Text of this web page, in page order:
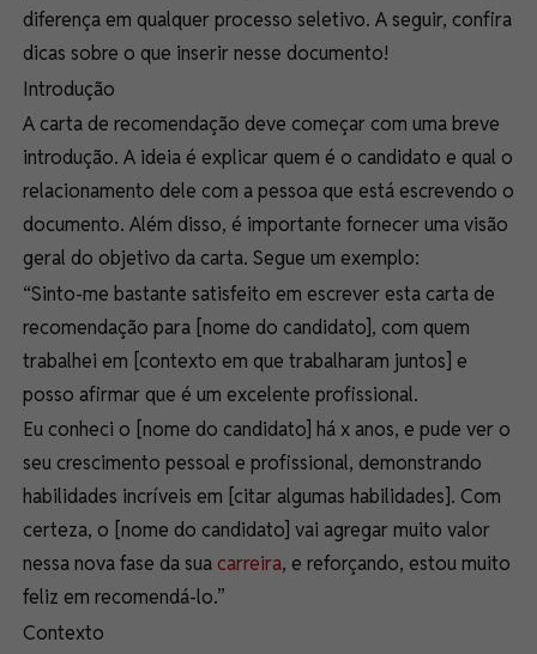
diferença em qualquerprocesso seletivo. A seguir, confira
dicas sobre o que inserir nesse documento!
Introdução
A carta de recomendação deve começar com umabreve
introdução. A ideia é explicar quem é o candidato e qual o
relacionamento dele com a pessoa que está escrevendo o
documento. Além disso, é importante fornecer uma visão
geral do objetivo da carta. Segue um exemplo:
“Sinto-me bastante satisfeito em escrever esta carta de
recomendação para [nome do candidato], com quem
trabalhei em [contexto em que trabalharam juntos] e
posso afirmar que é um excelente profissional.
Eu conheci o [nome do candidato] há x anos, e pude ver o
seu crescimento pessoal e profissional, demonstrando
habilidades incríveis em [citar algumas habilidades]. Com
certeza, o [nome do candidato] vai agregar muito valor
nessa nova fase da suacarreira, e reforçando, estou muito
feliz em recomendá-lo.”
Contexto